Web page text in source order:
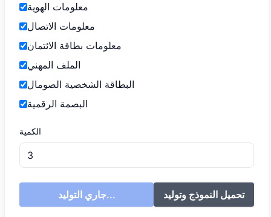
معلومات الهوية
معلومات الاتصال
معلومات بطاقة الائتمان
الملف المهني
البطاقة الشخصية الصومال
البصمة الرقمية
الكمية
جاري التوليد... تحميل النموذج وتوليد